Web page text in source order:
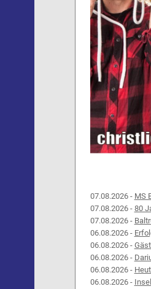
07.08.2026 - MS
07.08.2026 - 80
07.08.2026 -
06.08.2026 -
06.08.2026 -
06.08.2026 -
06.08.2026 -
06.08.2026 -